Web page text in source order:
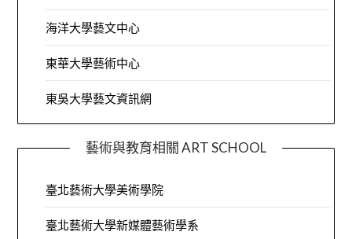
海洋大學藝文中心
東華大學藝術中心
東吳大學藝文資訊網
藝術與教育相關 ART SCHOOL
臺北藝術大學美術學院
臺北藝術大學新媒體藝術學系